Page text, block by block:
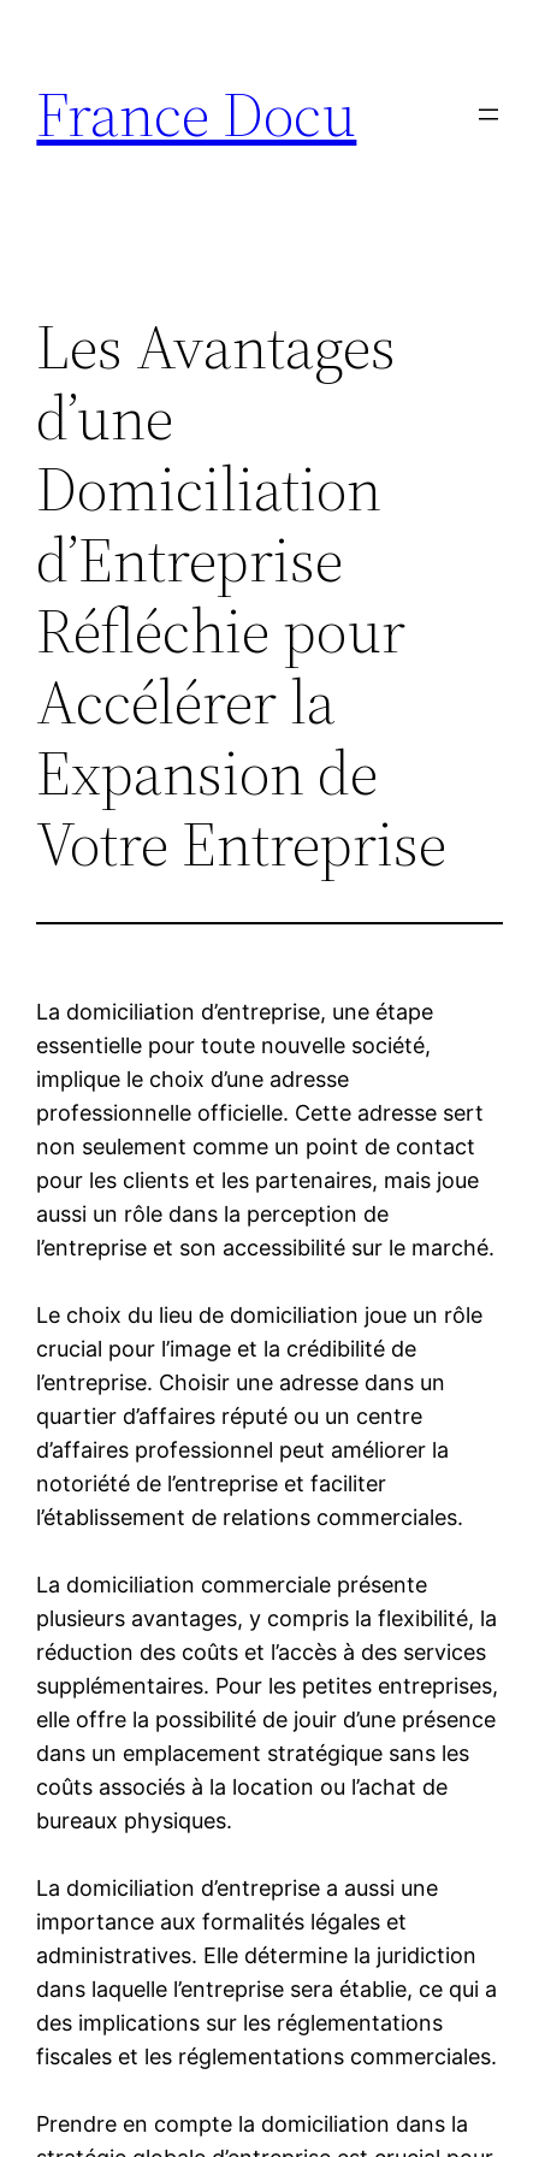
contenu
France Docu
Les Avantages
d’une
Domiciliation
d’Entreprise
Réfléchie pour
Accélérer la
Expansion de
Votre Entreprise
La domiciliation d’entreprise, une étape
essentielle pour toute nouvelle société,
implique le choix d’une adresse
professionnelle officielle. Cette adresse sert
non seulement comme un point de contact
pour les clients et les partenaires, mais joue
aussi un rôle dans la perception de
l’entreprise et son accessibilité sur le marché.
Le choix du lieu de domiciliation joue un rôle
crucial pour l’image et la crédibilité de
l’entreprise. Choisir une adresse dans un
quartier d’affaires réputé ou un centre
d’affaires professionnel peut améliorer la
notoriété de l’entreprise et faciliter
l’établissement de relations commerciales.
La domiciliation commerciale présente
plusieurs avantages, y compris la flexibilité, la
réduction des coûts et l’accès à des services
supplémentaires. Pour les petites entreprises,
elle offre la possibilité de jouir d’une présence
dans un emplacement stratégique sans les
coûts associés à la location ou l’achat de
bureaux physiques.
La domiciliation d’entreprise a aussi une
importance aux formalités légales et
administratives. Elle détermine la juridiction
dans laquelle l’entreprise sera établie, ce qui a
des implications sur les réglementations
fiscales et les réglementations commerciales.
Prendre en compte la domiciliation dans la